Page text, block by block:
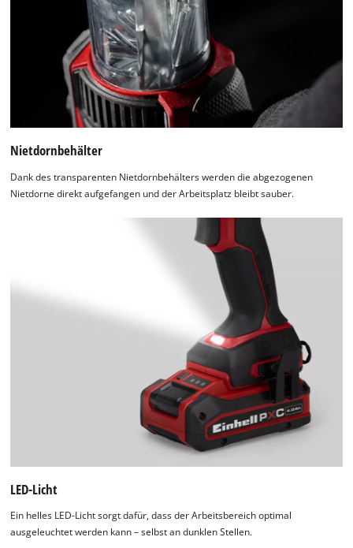
Nietdornbehälter
Dank des transparenten Nietdornbehälters werden die abgezogenen
Nietdorne direkt aufgefangen und der Arbeitsplatz bleibt sauber.
LED-Licht
Ein helles LED-Licht sorgt dafür, dass der Arbeitsbereich optimal
ausgeleuchtet werden kann – selbst an dunklen Stellen.